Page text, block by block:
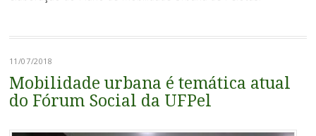
11/07/2018
Mobilidade urbana é temática atual
do Fórum Social da UFPel